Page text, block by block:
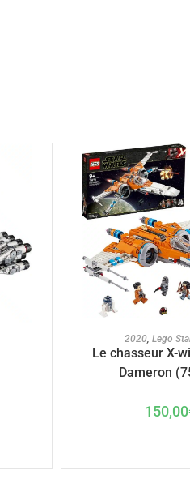
AJOUTER AU
2020 ,Lego
Le chasseur X-
Dameron
150,00